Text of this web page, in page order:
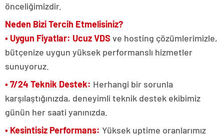
önceliğimizdir.
Neden Bizi Tercih Etmelisiniz?​​​​​​​
• Uygun Fiyatlar: Ucuz VDS ve hosting çözümlerimizle,
bütçenize uygun yüksek performanslı hizmetler
sunuyoruz.
• 7/24 Teknik Destek: Herhangi bir sorunla
karşılaştığınızda, deneyimli teknik destek ekibimiz
günün her saati yanınızda.
• Kesintisiz Performans: Yüksek uptime oranlarımız